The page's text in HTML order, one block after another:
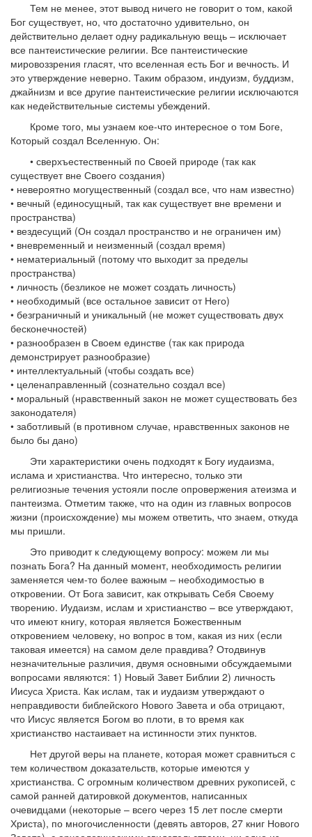
Тем не менее, этот вывод ничего не говорит о том, какой
Бог существует, но, что достаточно удивительно, он
действительно делает одну радикальную вещь – исключает
все пантеистические религии. Все пантеистические
мировоззрения гласят, что вселенная есть Бог и вечность. И
это утверждение неверно. Таким образом, индуизм, буддизм,
джайнизм и все другие пантеистические религии исключаются
как недействительные системы убеждений.
Кроме того, мы узнаем кое-что интересное о том Боге,
Который создал Вселенную. Он:
• сверхъестественный по Своей природе (так как
существует вне Своего создания)
• невероятно могущественный (создал все, что нам известно)
• вечный (единосущный, так как существует вне времени и
пространства)
• вездесущий (Он создал пространство и не ограничен им)
• вневременный и неизменный (создал время)
• нематериальный (потому что выходит за пределы
пространства)
• личность (безликое не может создать личность)
• необходимый (все остальное зависит от Него)
• безграничный и уникальный (не может существовать двух
бесконечностей)
• разнообразен в Своем единстве (так как природа
демонстрирует разнообразие)
• интеллектуальный (чтобы создать все)
• целенаправленный (сознательно создал все)
• моральный (нравственный закон не может существовать без
законодателя)
• заботливый (в противном случае, нравственных законов не
было бы дано)
Эти характеристики очень подходят к Богу иудаизма,
ислама и христианства. Что интересно, только эти
религиозные течения устояли после опровержения атеизма и
пантеизма. Отметим также, что на один из главных вопросов
жизни (происхождение) мы можем ответить, что знаем, откуда
мы пришли.
Это приводит к следующему вопросу: можем ли мы
познать Бога? На данный момент, необходимость религии
заменяется чем-то более важным – необходимостью в
откровении. От Бога зависит, как открывать Себя Своему
творению. Иудаизм, ислам и христианство – все утверждают,
что имеют книгу, которая является Божественным
откровением человеку, но вопрос в том, какая из них (если
таковая имеется) на самом деле правдива? Отодвинув
незначительные различия, двумя основными обсуждаемыми
вопросами являются: 1) Новый Завет Библии 2) личность
Иисуса Христа. Как ислам, так и иудаизм утверждают о
неправдивости библейского Нового Завета и оба отрицают,
что Иисус является Богом во плоти, в то время как
христианство настаивает на истинности этих пунктов.
Нет другой веры на планете, которая может сравниться с
тем количеством доказательств, которые имеются у
христианства. С огромным количеством древних рукописей, с
самой ранней датировкой документов, написанных
очевидцами (некоторые – всего через 15 лет после смерти
Христа), по многочисленности (девять авторов, 27 книг Нового